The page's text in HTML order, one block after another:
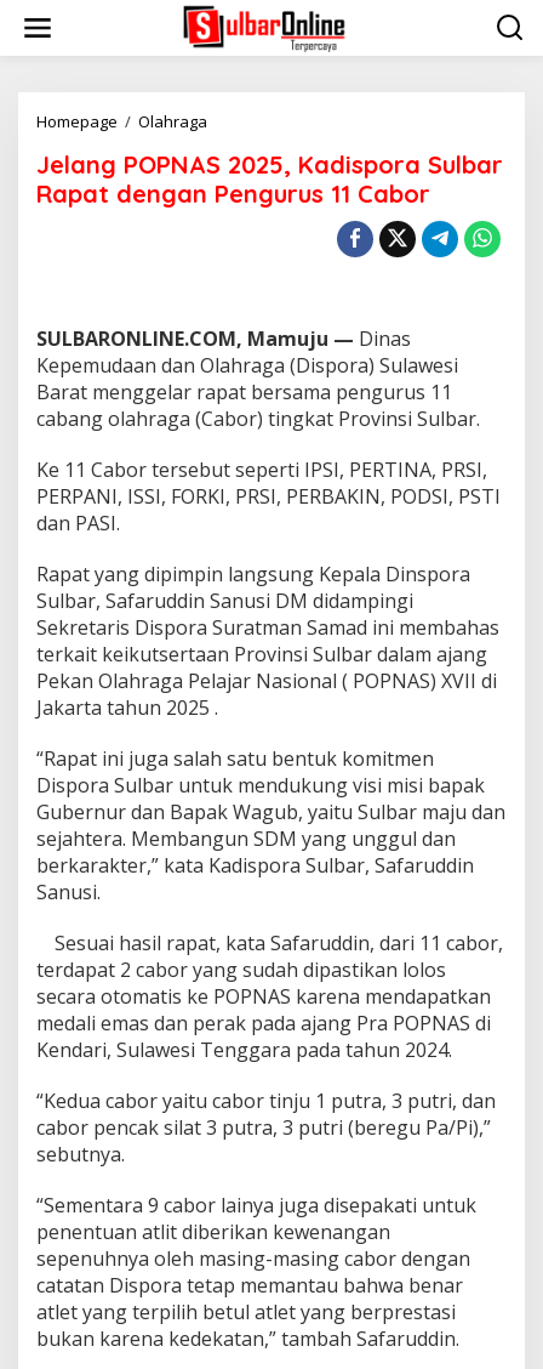
i
Homepage / Olahraga
l
a
n
A
S
2
0
2
,
K
s
p
o
r
a
S
u
b
a
r
R
a
p
e
n
g
a
n
P
n
g
s
1
1
C
b
o
Jelang POPNAS 2025, Kadispora Sulbar
Rapat dengan Pengurus 11 Cabor
SULBARONLINE.COM, Mamuju — Dinas
Kepemudaan dan Olahraga (Dispora) Sulawesi
Barat menggelar rapat bersama pengurus 11
cabang olahraga (Cabor) tingkat Provinsi Sulbar.
Ke 11 Cabor tersebut seperti IPSI, PERTINA, PRSI,
PERPANI, ISSI, FORKI, PRSI, PERBAKIN, PODSI, PSTI
dan PASI.
Rapat yang dipimpin langsung Kepala Dinspora
Sulbar, Safaruddin Sanusi DM didampingi
Sekretaris Dispora Suratman Samad ini membahas
terkait keikutsertaan Provinsi Sulbar dalam ajang
Pekan Olahraga Pelajar Nasional ( POPNAS) XVII di
Jakarta tahun 2025 .
“Rapat ini juga salah satu bentuk komitmen
Dispora Sulbar untuk mendukung visi misi bapak
Gubernur dan Bapak Wagub, yaitu Sulbar maju dan
sejahtera. Membangun SDM yang unggul dan
berkarakter,” kata Kadispora Sulbar, Safaruddin
Sanusi.
Sesuai hasil rapat, kata Safaruddin, dari 11 cabor,
terdapat 2 cabor yang sudah dipastikan lolos
secara otomatis ke POPNAS karena mendapatkan
medali emas dan perak pada ajang Pra POPNAS di
Kendari, Sulawesi Tenggara pada tahun 2024.
“Kedua cabor yaitu cabor tinju 1 putra, 3 putri, dan
cabor pencak silat 3 putra, 3 putri (beregu Pa/Pi),”
sebutnya.
“Sementara 9 cabor lainya juga disepakati untuk
penentuan atlit diberikan kewenangan
sepenuhnya oleh masing-masing cabor dengan
catatan Dispora tetap memantau bahwa benar
atlet yang terpilih betul atlet yang berprestasi
bukan karena kedekatan,” tambah Safaruddin.